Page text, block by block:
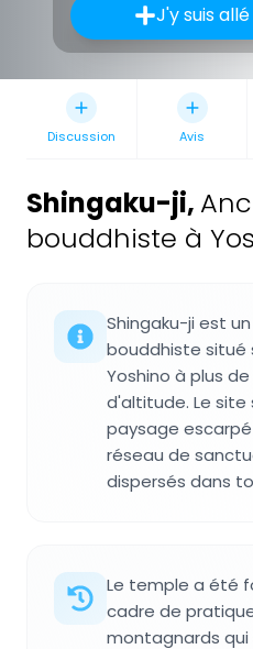
J'y suis allé
Discussion Avis
Shingaku-ji,
bouddhiste à
Shingaku-ji est
bouddhiste situé
Yoshino à plus
d'altitude. Le site
paysage
réseau de
dispersés dans
Le temple a été
cadre de
montagnards